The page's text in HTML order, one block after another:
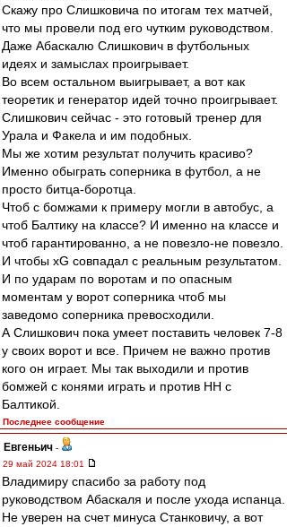
Скажу про Слишковича по итогам тех матчей,
что мы провели под его чутким руководством.
Даже Абаскалю Слишкович в футбольных
идеях и замыслах проигрывает.
Во всем остальном выигрывает, а вот как
теоретик и генератор идей точно проигрывает.
Слишкович сейчас - это готовый тренер для
Урала и Факела и им подобных.
Мы же хотим результат получить красиво?
Именно обыграть соперника в футбол, а не
просто битца-боротца.
Чтоб с бомжами к примеру могли в автобус, а
чтоб Балтику на классе? И именно на классе и
чтоб гарантированно, а не повезло-не повезло.
И чтобы хG совпадал с реальным результатом.
И по ударам по воротам и по опасным
моментам у ворот соперника чтоб мы
заведомо соперника превосходили.
А Слишкович пока умеет поставить человек 7-8
у своих ворот и все. Причем не важно против
кого он играет. Мы так выходили и против
бомжей с конями играть и против НН с
Балтикой.
Последнее сообщение
Евгеньич -
29 май 2024 18:01
Владимиру спасибо за работу под
руководством Абаскаля и после ухода испанца.
Не уверен на счет минуса Станковичу, а вот